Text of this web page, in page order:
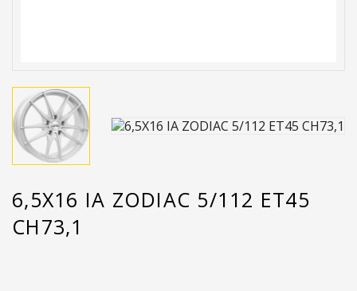
6,5X16 IA ZODIAC 5/112 ET45
CH73,1